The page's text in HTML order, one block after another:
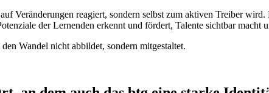
Veränderungen reagiert, sondern selbst zum aktiven Treiber
der Lernenden erkennt und fördert, Talente sichtbar macht
Wandel nicht abbildet, sondern mitgestaltet.